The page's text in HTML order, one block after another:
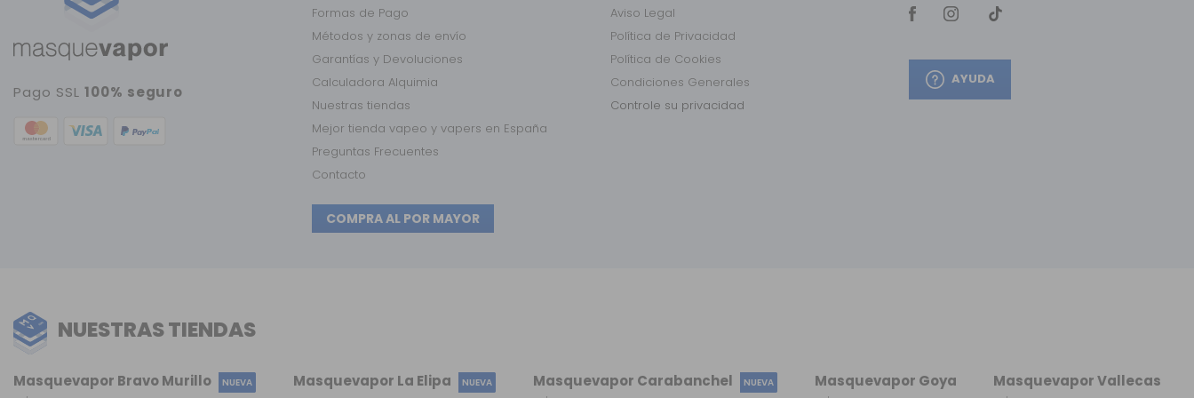
Pago SSL 100% seguro
Formas de Pago
Métodos y zonas de envío
Garantías y Devoluciones
Calculadora Alquimia
Nuestras tiendas
Mejor tienda vapeo y vapers en España
Preguntas Frecuentes
Contacto
COMPRA AL POR MAYOR
Aviso Legal
Política de Privacidad
Política de Cookies
Condiciones Generales
Controle su privacidad
AYUDA
NUESTRAS TIENDAS
Masquevapor Carabanchel NUEVA Masquevapor Vallecas
Masquevapor Goya
Masquevapor La Elipa NUEVA
Masquevapor Bravo Murillo NUEVA